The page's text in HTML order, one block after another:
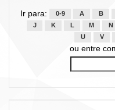
Ir para: 0-9 A B
J
K L M N
U
V
ou entre